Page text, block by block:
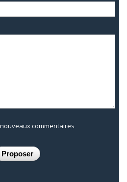
commentaires